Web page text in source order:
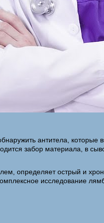
антитела, которые
забор материала, в
определяет острый и
исследование